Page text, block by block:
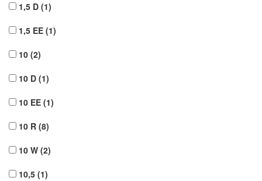
1,5 D (1)
1,5 EE (1)
10 (2)
10 D (1)
10 EE (1)
10 R (8)
10 W (2)
10,5 (1)